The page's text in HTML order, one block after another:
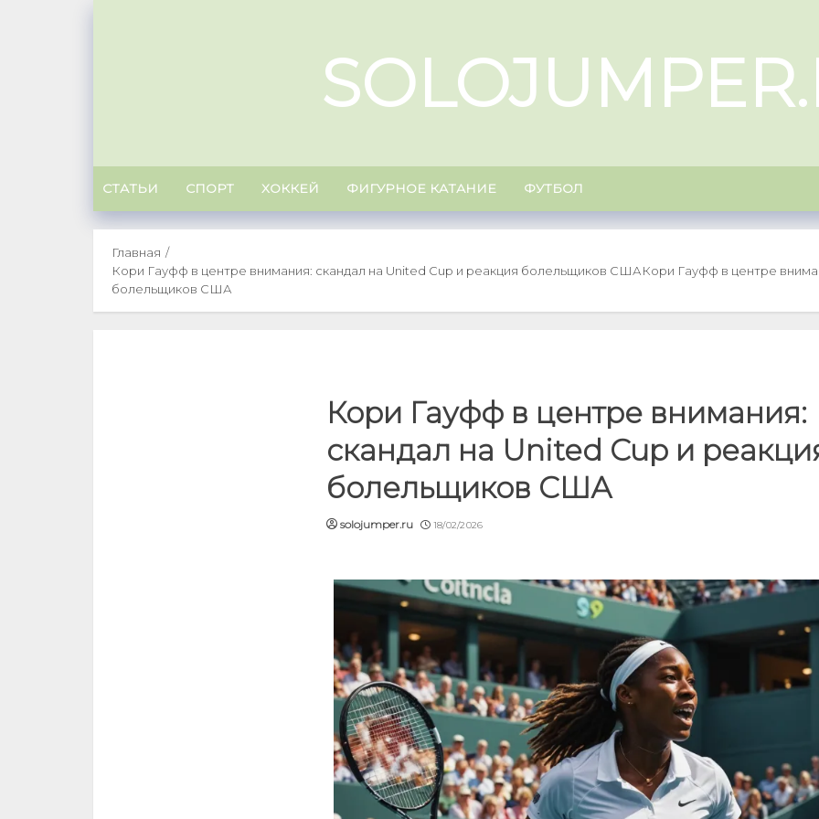
СТАТЬИ СПОРТ ХОККЕЙ ФИГУРНОЕ КАТАНИЕ ФУТБОЛ
Главная
Кори Гауфф в центре внимания: скандал на United Cup и реакция болельщиков СШАКори Гауфф в центре
болельщиков США
Кори Гауфф в центре внимания:
скандал на United Cup и
болельщиков США
solojumper.ru 18/02/2026